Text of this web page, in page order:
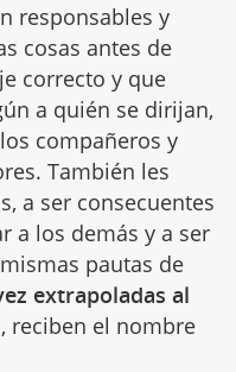
responsables y
cosas antes de
correcto y que
a quién se dirijan,
compañeros y
También les
a ser consecuentes
a los demás y a ser
pautas de
extrapoladas al
, reciben el nombre